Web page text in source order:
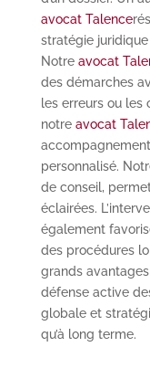
avocat Talence
stratégie
Notre avocat
des démarches
les erreurs ou les
notre avocat
personnalisé.
de conseil,
éclairées.
également
des procédures
grands
défense active
globale et
qu’à long terme.